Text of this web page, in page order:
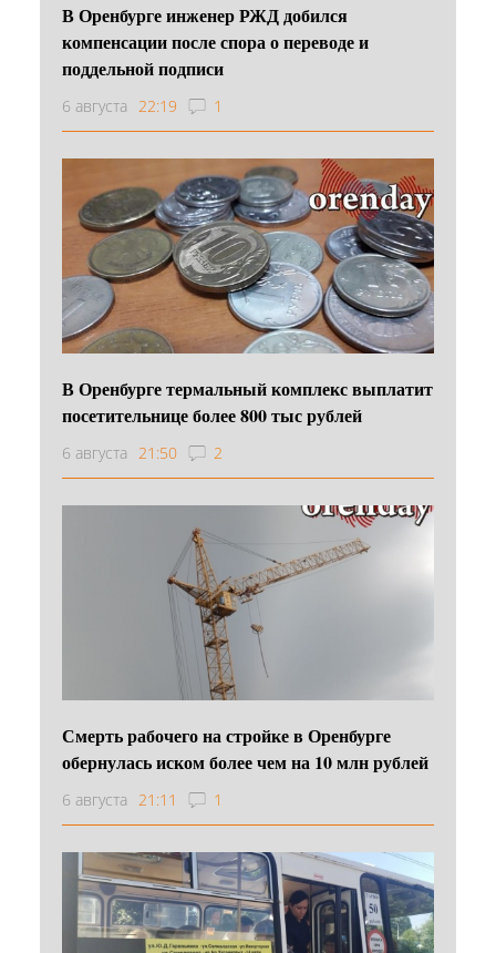
В Оренбурге инженер РЖД добился
компенсации после спора о переводе и
поддельной подписи
6 августа 22:19 1
В Оренбурге термальный комплекс выплатит
посетительнице более 800 тыс рублей
6 августа 21:50 2
Смерть рабочего на стройке в Оренбурге
обернулась иском более чем на 10 млн рублей
6 августа 21:11 1